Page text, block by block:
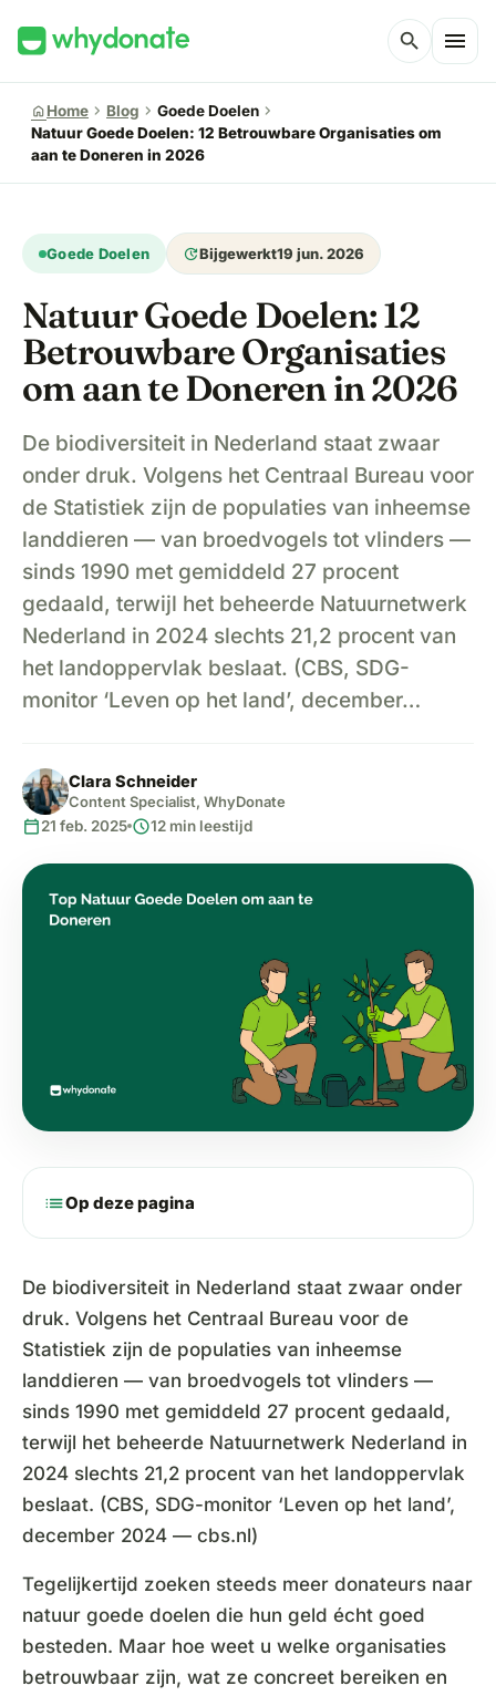
search menu
homeHome chevron_right Blog chevron_right Goede Doelen chevron_right
Natuur Goede Doelen: 12 Betrouwbare Organisaties om
aan te Doneren in 2026
Goede Doelen updateBijgewerkt19 jun. 2026
Natuur Goede Doelen: 12
Betrouwbare Organisaties
om aan te Doneren in 2026
De biodiversiteit in Nederland staat zwaar
onder druk. Volgens het Centraal Bureau voor
de Statistiek zijn de populaties van inheemse
landdieren — van broedvogels tot vlinders —
sinds 1990 met gemiddeld 27 procent
gedaald, terwijl het beheerde Natuurnetwerk
Nederland in 2024 slechts 21,2 procent van
het landoppervlak beslaat. (CBS, SDG-
monitor ‘Leven op het land’, december…
Clara Schneider
Content Specialist, WhyDonate
calendar_today21 feb. 2025 schedule12 min leestijd
listOp deze pagina
De biodiversiteit in Nederland staat zwaar onder
druk. Volgens het Centraal Bureau voor de
Statistiek zijn de populaties van inheemse
landdieren — van broedvogels tot vlinders —
sinds 1990 met gemiddeld 27 procent gedaald,
terwijl het beheerde Natuurnetwerk Nederland in
2024 slechts 21,2 procent van het landoppervlak
beslaat. (CBS, SDG-monitor ‘Leven op het land’,
december 2024 — cbs.nl)
Tegelijkertijd zoeken steeds meer donateurs naar
natuur goede doelen die hun geld écht goed
besteden. Maar hoe weet u welke organisaties
betrouwbaar zijn, wat ze concreet bereiken en